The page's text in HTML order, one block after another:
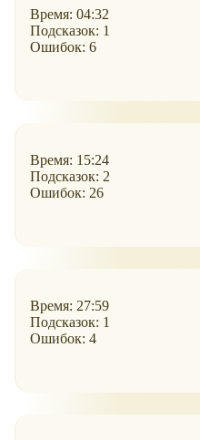
Время: 04:32
Подсказок: 1
Ошибок: 6
Время: 15:24
Подсказок: 2
Ошибок: 26
Время: 27:59
Подсказок: 1
Ошибок: 4